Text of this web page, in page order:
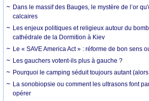
Dans le massif des Bauges, le mystère de l’or
calcaires
Les enjeux politiques et religieux autour du
cathédrale de la Dormition à Kiev
Le « SAVE America Act » : réforme de bon sens
Les gauchers votent-ils plus à gauche ?
Pourquoi le camping séduit toujours autant
La sonobiopsie ou comment les ultrasons font
opérer